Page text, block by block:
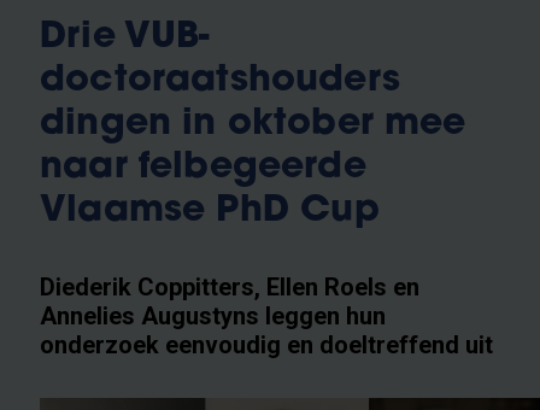
Drie VUB-
doctoraatshouders
dingen in oktober mee
naar felbegeerde
Vlaamse PhD Cup
Diederik Coppitters, Ellen Roels en
Annelies Augustyns leggen hun
onderzoek eenvoudig en doeltreffend uit